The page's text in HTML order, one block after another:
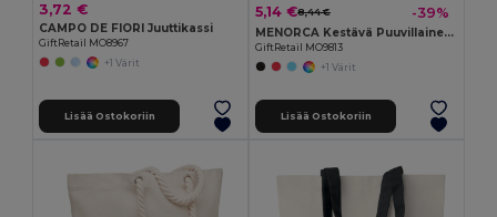
3,72 €
CAMPO DE FIORI Juuttikassi
GiftRetail MO8967
+1 Värit
Lisää Ostokoriin
5,14 €8,44 € -39%
MENORCA Kestävä Puuvillainen Rantakassi Narukahvalla
GiftRetail MO9813
+1 Värit
Lisää Ostokoriin